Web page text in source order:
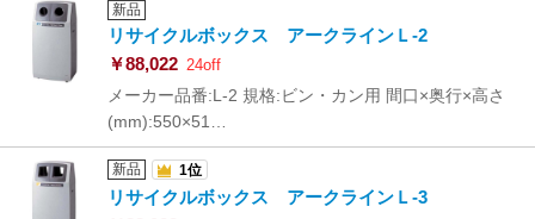
新品
リサイクルボックス アークラインＬ-2
￥88,022 24off
メーカー品番:L-2 規格:ビン・カン用 間口×奥行×高さ
(mm):550×51…
新品 1位
リサイクルボックス アークラインＬ-3